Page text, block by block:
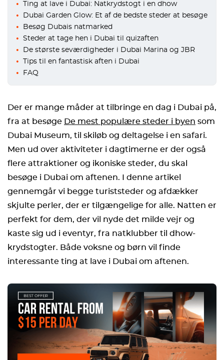
Ting at lave i Dubai: Natkrydstogt i en dhow
Dubai Garden Glow: Et af de bedste steder at besøge
Besøg Dubais natmarked
Steder at tage hen i Dubai til quizaften
De største seværdigheder i Dubai Marina og JBR
Tips til en fantastisk aften i Dubai
FAQ
Der er mange måder at tilbringe en dag i Dubai på,
fra at besøge De mest populære steder i byen som
Dubai Museum, til skiløb og deltagelse i en safari.
Men ud over aktiviteter i dagtimerne er der også
flere attraktioner og ikoniske steder, du skal
besøge i Dubai om aftenen. I denne artikel
gennemgår vi begge turiststeder og afdækker
skjulte perler, der er tilgængelige for alle. Natten er
perfekt for dem, der vil nyde det milde vejr og
kaste sig ud i eventyr, fra natklubber til dhow-
krydstogter. Både voksne og børn vil finde
interessante ting at lave i Dubai om aftenen.